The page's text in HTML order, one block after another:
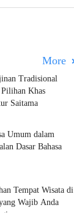
More
Tradisional
Pilihan Khas
Saitama
Umum dalam
Dasar Bahasa
Tempat Wisata di
Wajib Anda